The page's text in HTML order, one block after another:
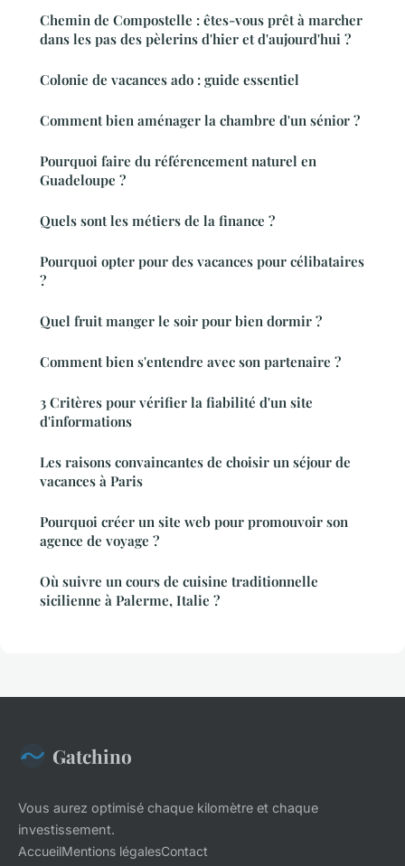
Chemin de Compostelle : êtes-vous prêt à marcher
dans les pas des pèlerins d'hier et d'aujourd'hui ?
Colonie de vacances ado : guide essentiel
Comment bien aménager la chambre d'un sénior ?
Pourquoi faire du référencement naturel en
Guadeloupe ?
Quels sont les métiers de la finance ?
Pourquoi opter pour des vacances pour célibataires
?
Quel fruit manger le soir pour bien dormir ?
Comment bien s'entendre avec son partenaire ?
3 Critères pour vérifier la fiabilité d'un site
d'informations
Les raisons convaincantes de choisir un séjour de
vacances à Paris
Pourquoi créer un site web pour promouvoir son
agence de voyage ?
Où suivre un cours de cuisine traditionnelle
sicilienne à Palerme, Italie ?
Gatchino
Vous aurez optimisé chaque kilomètre et chaque
investissement.
AccueilMentions légalesContact